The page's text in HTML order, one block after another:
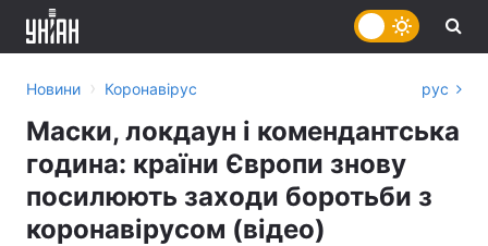
Новини › Коронавірус рус
Маски, локдаун і комендантська
година: країни Європи знову
посилюють заходи боротьби з
коронавірусом (відео)